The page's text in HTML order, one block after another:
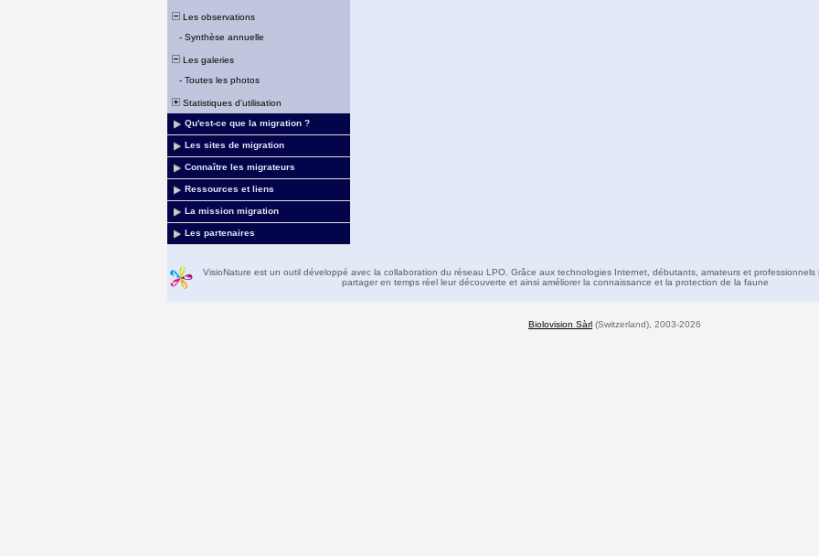
Les observations
- Synthèse annuelle
Les galeries
- Toutes les photos
Statistiques d'utilisation
Qu'est-ce que la migration ?
Les sites de migration
Connaître les migrateurs
Ressources et liens
La mission migration
Les partenaires
VisioNature est un outil développé avec la collaboration du réseau LPO. Grâce aux technologies Internet, débutants, amateurs et professionnels
partager en temps réel leur découverte et ainsi améliorer la connaissance et la protection de la faune
Biolovision Sàrl (Switzerland), 2003-2026